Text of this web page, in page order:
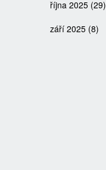
října 2025 (29)
září 2025 (8)